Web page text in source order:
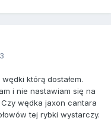
którą dostałem.
i nie nastawiam się na
wędka jaxon cantara
tej rybki wystarczy.